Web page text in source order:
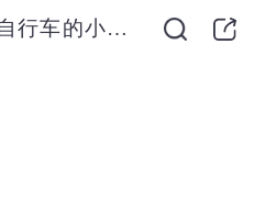
卡通手绘骑自行车的小男孩